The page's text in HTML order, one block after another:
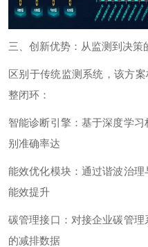
三、创新优势：从监测到决策
区别于传统监测系统，该方案
整闭环：
智能诊断引擎：基于深度学
别准确率达
能效优化模块：通过谐波治
能效提升
碳管理接口：对接企业碳管
的减排数据